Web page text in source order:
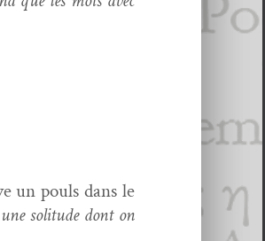
un pouls dans le
soli­tude dont on